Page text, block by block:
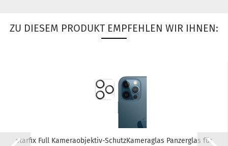
ZU DIESEM PRODUKT EMPFEHLEN WIR IHNEN:
star­fix Full Kameraobjektiv-​​Schutz­Ka­me­ra­glas Pan­zer­glas für